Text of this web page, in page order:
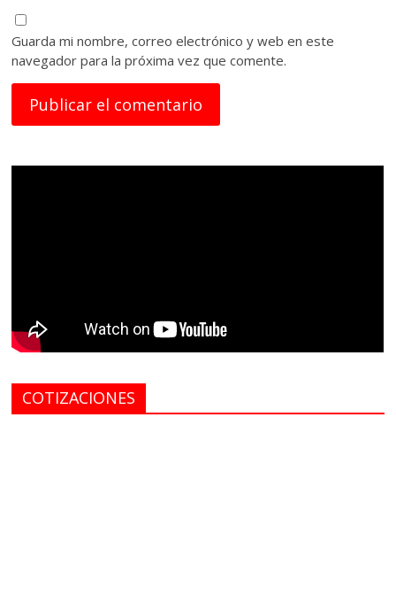
Guarda mi nombre, correo electrónico y web en este
navegador para la próxima vez que comente.
COTIZACIONES